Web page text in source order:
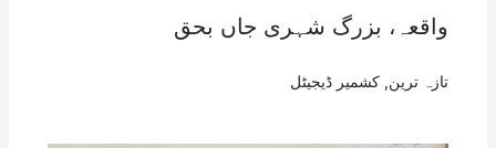
واقعہ، بزرگ شہری جاں بحق
تازہ ترین کشمیر ڈیجیٹل